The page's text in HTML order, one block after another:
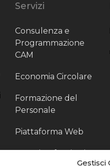
Gestisci
Servizi
Consulenza e
Programmazione
CAM
Economia Circolare
Formazione del
Personale
Piattaforma Web
Scouting fornitori